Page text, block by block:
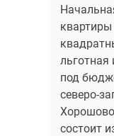
льготная
под
северо-
состоит